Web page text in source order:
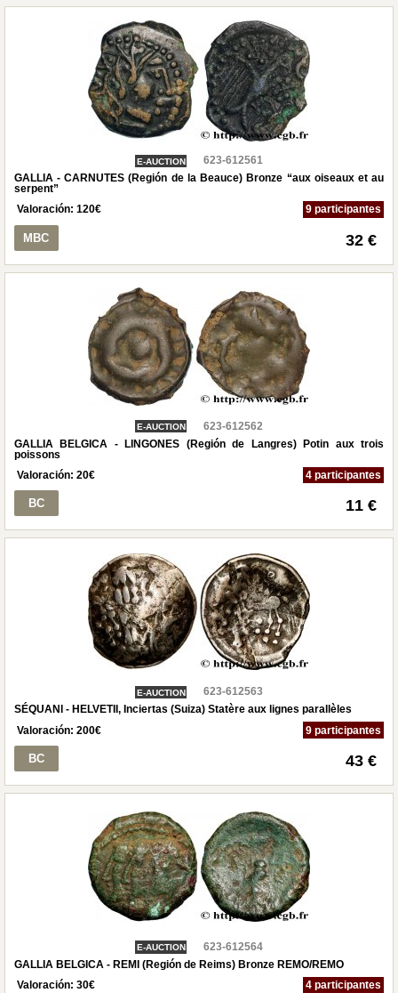
E-AUCTION
623-612561
GALLIA - CARNUTES (Región de la Beauce) Bronze “aux oiseaux et au
serpent”
Valoración: 120€ 9 participantes
MBC 32 €
E-AUCTION
623-612562
GALLIA BELGICA - LINGONES (Región de Langres) Potin aux trois
poissons
Valoración: 20€ 4 participantes
BC 11 €
E-AUCTION
623-612563
SÉQUANI - HELVETII, Inciertas (Suiza) Statère aux lignes parallèles
Valoración: 200€ 9 participantes
BC 43 €
E-AUCTION
623-612564
GALLIA BELGICA - REMI (Región de Reims) Bronze REMO/REMO
Valoración: 30€ 4 participantes